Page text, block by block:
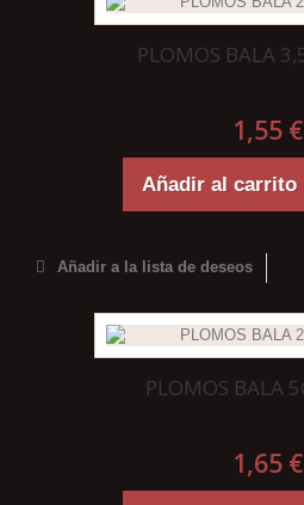
PLOMOS BALA
1,55 €
Añadir al carrito
Añadir a la lista de deseos
PLOMOS BALA
1,65 €